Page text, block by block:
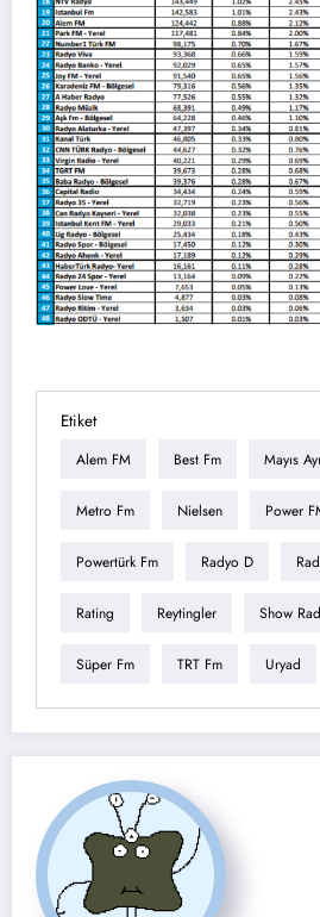
Etiket
Alem FM Best Fm Mayıs
Metro Fm Nielsen Power
Powertürk Fm Radyo D
Rating Reytingler Show
Süper Fm TRT Fm Uryad